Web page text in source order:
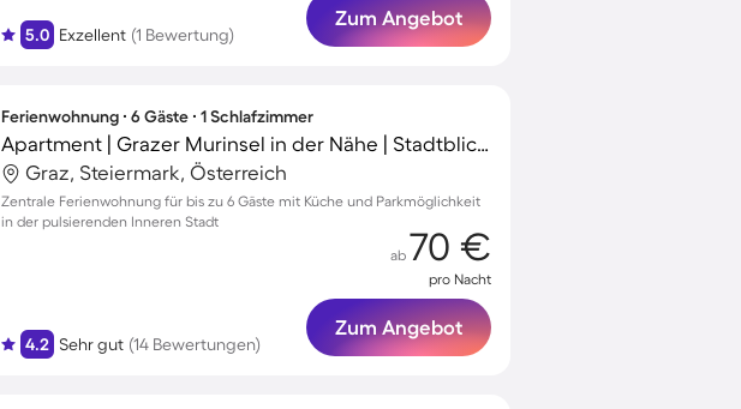
5.0 Exzellent (1 Bewertung)
Zum Angebot
Ferienwohnung ∙ 6 Gäste ∙ 1 Schlafzimmer
Apartment | Grazer Murinsel in der Nähe | Stadtblick | Ideal für Homeoffice
Graz, Steiermark, Österreich
Zentrale Ferienwohnung für bis zu 6 Gäste mit Küche und Parkmöglichkeit
in der pulsierenden Inneren Stadt
4.2 Sehr gut (14 Bewertungen)
ab 70 €
pro Nacht
Zum Angebot